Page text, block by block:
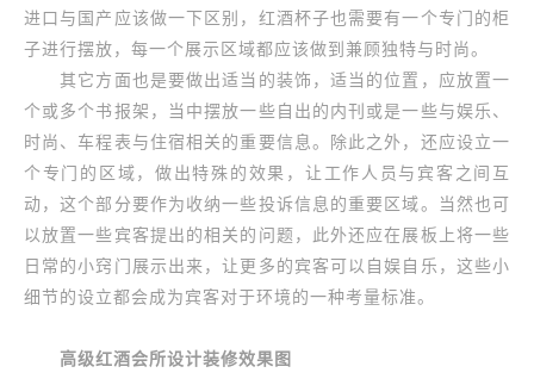
进口与国产应该做一下区别，红酒杯子也需要有一个专门的柜
子进行摆放，每一个展示区域都应该做到兼顾独特与时尚。
其它方面也是要做出适当的装饰，适当的位置，应放置一
个或多个书报架，当中摆放一些自出的内刊或是一些与娱乐、
时尚、车程表与住宿相关的重要信息。除此之外，还应设立一
个专门的区域，做出特殊的效果，让工作人员与宾客之间互
动，这个部分要作为收纳一些投诉信息的重要区域。当然也可
以放置一些宾客提出的相关的问题，此外还应在展板上将一些
日常的小窍门展示出来，让更多的宾客可以自娱自乐，这些小
细节的设立都会成为宾客对于环境的一种考量标准。
高级红酒会所设计装修效果图